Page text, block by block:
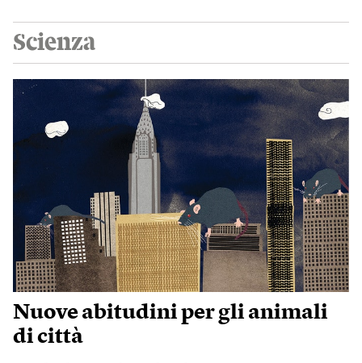
Scienza
Nuove abitudini per gli animali
di città